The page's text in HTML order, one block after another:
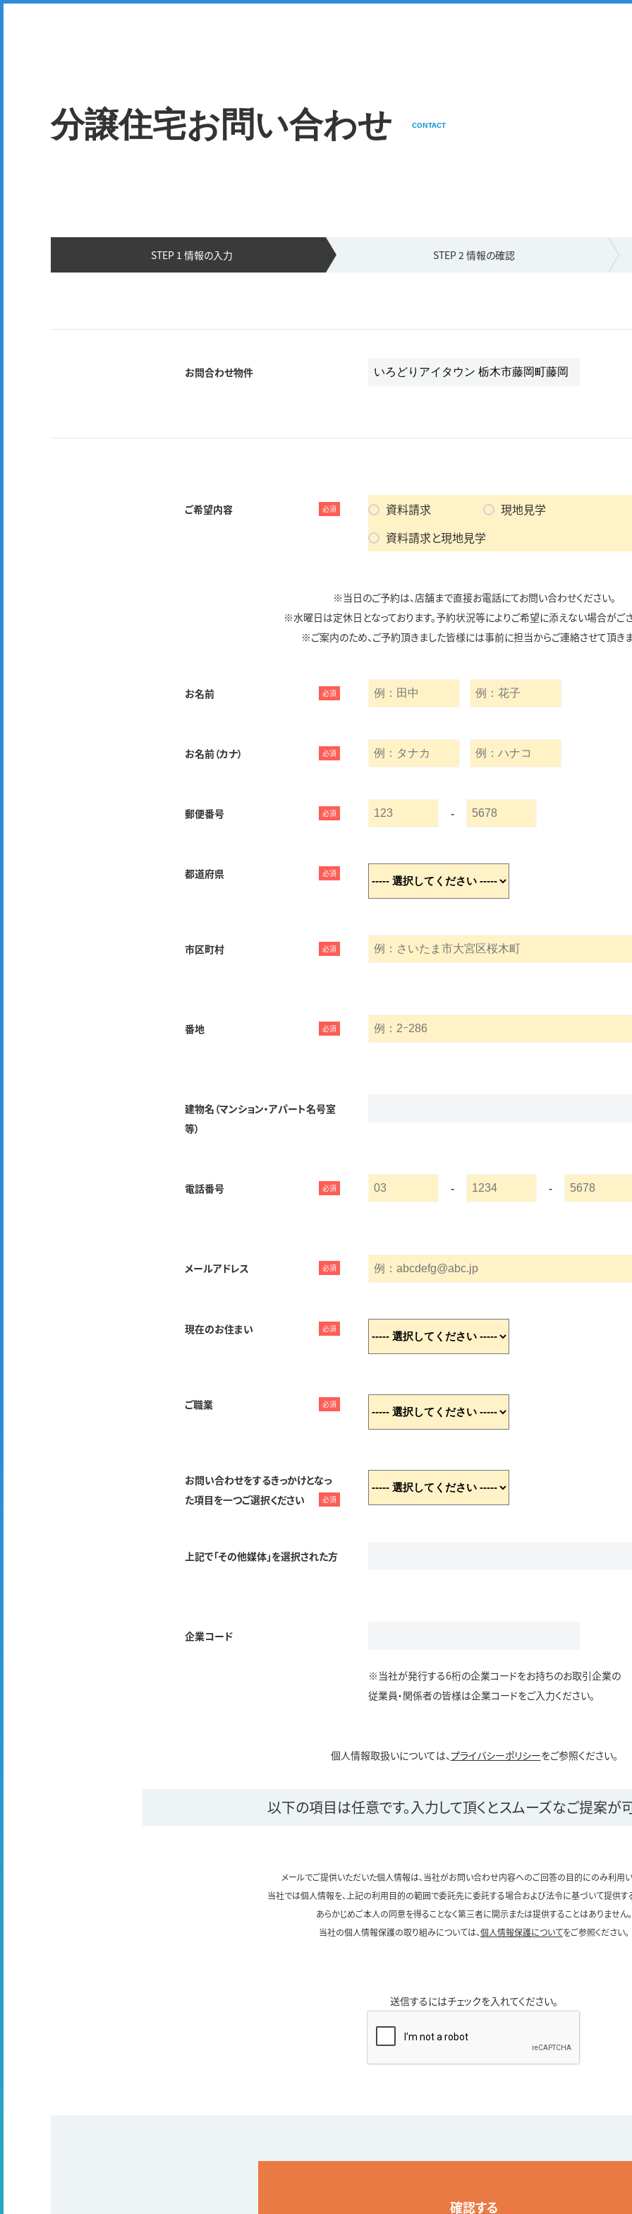
分譲住宅お問い合わせ CONTACT
STEP 1 情報の入力 STEP 2 情報の確認
お問合わせ物件
ご希望内容 必須 資料請求
現地見学
資料請求と現地見学
※当日のご予約は、店舗まで直接お電話にてお問い合わせください。
※水曜日は定休日となっております。予約状況等によりご希望に添えない場合がござ
※ご案内のため、ご予約頂きました皆様には事前に担当からご連絡させて頂きま
お名前 必須
お名前（カナ） 必須
郵便番号 必須 -
都道府県 必須
市区町村 必須
番地 必須
建物名（マンション・アパート名号室
等）
電話番号 必須 - -
メールアドレス 必須
現在のお住まい 必須
ご職業 必須
お問い合わせをするきっかけとなっ
た項目を一つご選択ください
必須
上記で「その他媒体」を選択された方
企業コード
※当社が発行する6桁の企業コードをお持ちのお取引企業の
従業員・関係者の皆様は企業コードをご入力ください。
個人情報取扱いについては、プライバシーポリシーをご参照ください。
以下の項目は任意です。入力して頂くとスムーズなご提案が
メールでご提供いただいた個人情報は、当社がお問い合わせ内容へのご回答の目的にのみ利用い
当社では個人情報を、上記の利用目的の範囲で委託先に委託する場合および法令に基づいて提供す
あらかじめご本人の同意を得ることなく第三者に開示または提供することはありません。
当社の個人情報保護の取り組みについては、個人情報保護についてをご参照ください。
送信するにはチェックを入れてください。
確認する